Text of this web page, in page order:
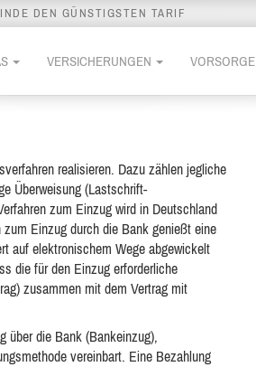
DEN GÜNSTIGSTEN TARIF
VERSICHERUNGEN VORSORGE
realisieren. Dazu zählen jegliche
Überweisung (Lastschrift-
zum Einzug wird in Deutschland
Einzug durch die Bank genießt eine
auf elektronischem Wege abgewickelt
die für den Einzug erforderliche
zusammen mit dem Vertrag mit
über die Bank (Bankeinzug),
vereinbart. Eine Bezahlung